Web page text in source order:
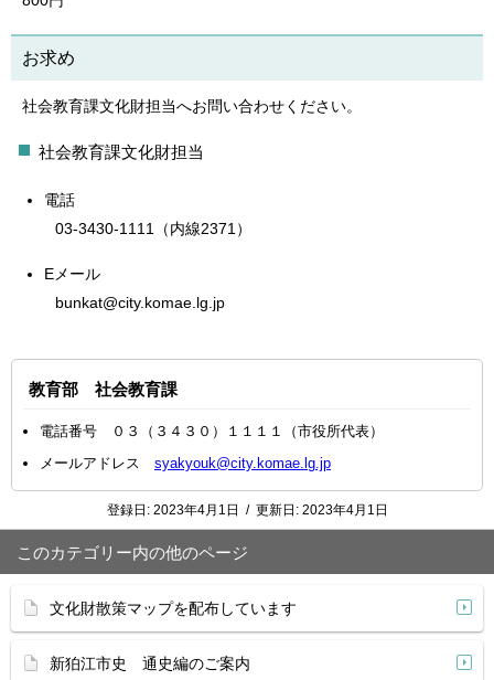
お求め
社会教育課文化財担当へお問い合わせください。
社会教育課文化財担当
電話
03-3430-1111（内線2371）
Eメール
bunkat@city.komae.lg.jp
教育部 社会教育課
電話番号 ０３（３４３０）１１１１（市役所代表）
メールアドレス syakyouk@city.komae.lg.jp
登録日: 2023年4月1日 / 更新日: 2023年4月1日
このカテゴリー内の他のページ
文化財散策マップを配布しています
新狛江市史 通史編のご案内